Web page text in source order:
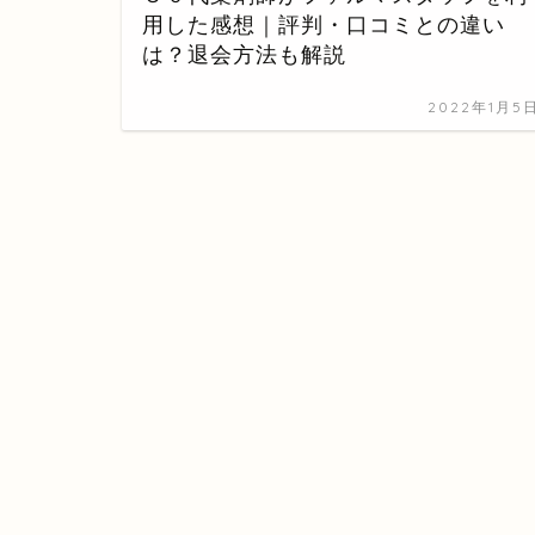
用した感想｜評判・口コミとの違い
は？退会方法も解説
2022年1月5